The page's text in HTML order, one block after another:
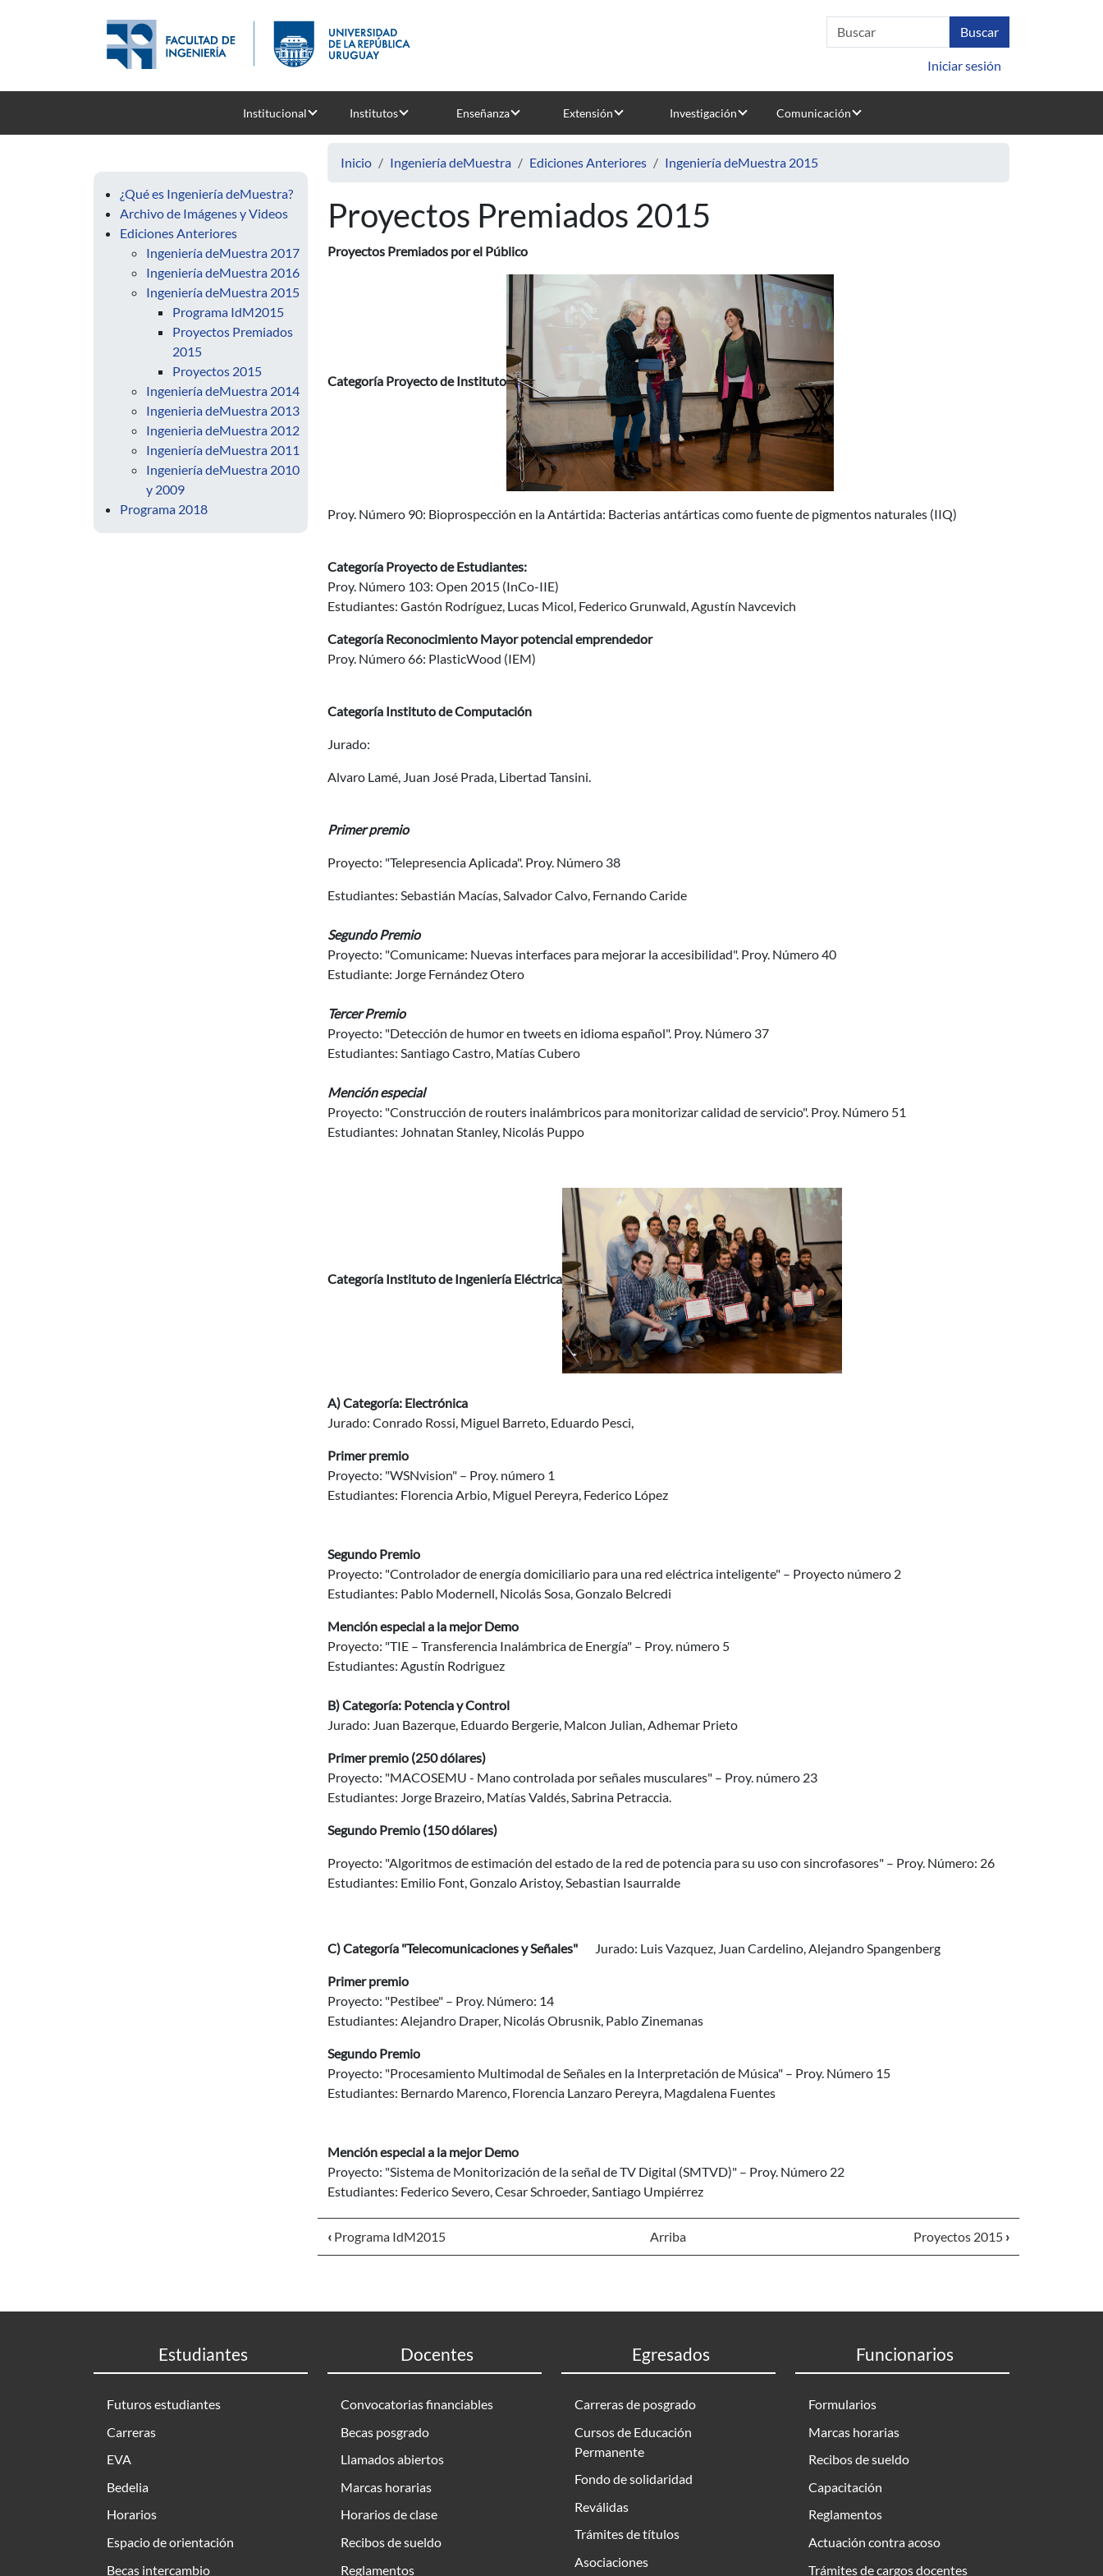
Iniciar sesión
Institucional Institutos Enseñanza Extensión Investigación Comunicación
¿Qué es Ingeniería deMuestra?
Archivo de Imágenes y Videos
Ediciones Anteriores
Ingeniería deMuestra 2017
Ingeniería deMuestra 2016
Ingeniería deMuestra 2015
Programa IdM2015
Proyectos Premiados
2015
Proyectos 2015
Ingeniería deMuestra 2014
Ingenieria deMuestra 2013
Ingenieria deMuestra 2012
Ingeniería deMuestra 2011
Ingeniería deMuestra 2010
y 2009
Programa 2018
Inicio Ingeniería deMuestra Ediciones Anteriores Ingeniería deMuestra 2015
Proyectos Premiados 2015
Proyectos Premiados por el Público
Categoría Proyecto de Instituto
Proy. Número 90: Bioprospección en la Antártida: Bacterias antárticas como fuente de pigmentos naturales (IIQ)
Categoría Proyecto de Estudiantes:
Proy. Número 103: Open 2015 (InCo-IIE)
Estudiantes: Gastón Rodríguez, Lucas Micol, Federico Grunwald, Agustín Navcevich
Categoría Reconocimiento Mayor potencial emprendedor
Proy. Número 66: PlasticWood (IEM)
Categoría Instituto de Computación
Jurado:
Alvaro Lamé, Juan José Prada, Libertad Tansini.
Primer premio
Proyecto: "Telepresencia Aplicada". Proy. Número 38
Estudiantes: Sebastián Macías, Salvador Calvo, Fernando Caride
Segundo Premio
Proyecto: "Comunicame: Nuevas interfaces para mejorar la accesibilidad". Proy. Número 40
Estudiante: Jorge Fernández Otero
Tercer Premio
Proyecto: "Detección de humor en tweets en idioma español". Proy. Número 37
Estudiantes: Santiago Castro, Matías Cubero
Mención especial
Proyecto: "Construcción de routers inalámbricos para monitorizar calidad de servicio". Proy. Número 51
Estudiantes: Johnatan Stanley, Nicolás Puppo
Categoría Instituto de Ingeniería Eléctrica
A) Categoría: Electrónica
Jurado: Conrado Rossi, Miguel Barreto, Eduardo Pesci,
Primer premio
Proyecto: "WSNvision" – Proy. número 1
Estudiantes: Florencia Arbio, Miguel Pereyra, Federico López
Segundo Premio
Proyecto: "Controlador de energía domiciliario para una red eléctrica inteligente" – Proyecto número 2
Estudiantes: Pablo Modernell, Nicolás Sosa, Gonzalo Belcredi
Mención especial a la mejor Demo
Proyecto: "TIE – Transferencia Inalámbrica de Energía" – Proy. número 5
Estudiantes: Agustín Rodriguez
B) Categoría: Potencia y Control
Jurado: Juan Bazerque, Eduardo Bergerie, Malcon Julian, Adhemar Prieto
Primer premio (250 dólares)
Proyecto: "MACOSEMU - Mano controlada por señales musculares" – Proy. número 23
Estudiantes: Jorge Brazeiro, Matías Valdés, Sabrina Petraccia.
Segundo Premio (150 dólares)
Proyecto: "Algoritmos de estimación del estado de la red de potencia para su uso con sincrofasores" – Proy. Número: 26
Estudiantes: Emilio Font, Gonzalo Aristoy, Sebastian Isaurralde
C) Categoría "Telecomunicaciones y Señales" Jurado: Luis Vazquez, Juan Cardelino, Alejandro Spangenberg
Primer premio
Proyecto: "Pestibee" – Proy. Número: 14
Estudiantes: Alejandro Draper, Nicolás Obrusnik, Pablo Zinemanas
Segundo Premio
Proyecto: "Procesamiento Multimodal de Señales en la Interpretación de Música" – Proy. Número 15
Estudiantes: Bernardo Marenco, Florencia Lanzaro Pereyra, Magdalena Fuentes
Mención especial a la mejor Demo
Proyecto: "Sistema de Monitorización de la señal de TV Digital (SMTVD)" – Proy. Número 22
Estudiantes: Federico Severo, Cesar Schroeder, Santiago Umpiérrez
‹ Programa IdM2015 Arriba Proyectos 2015 ›
Estudiantes
Futuros estudiantes
Carreras
EVA
Bedelia
Horarios
Espacio de orientación
Becas intercambio
Docentes
Convocatorias financiables
Becas posgrado
Llamados abiertos
Marcas horarias
Horarios de clase
Recibos de sueldo
Reglamentos
Egresados
Carreras de posgrado
Cursos de Educación
Permanente
Fondo de solidaridad
Reválidas
Trámites de títulos
Asociaciones
Funcionarios
Formularios
Marcas horarias
Recibos de sueldo
Capacitación
Reglamentos
Actuación contra acoso
Trámites de cargos docentes